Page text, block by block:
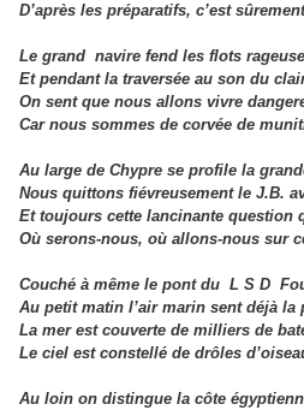
D’après les préparatifs, c’est
Le grand navire fend les flots
Et pendant la traversée au son du
On sent que nous allons vivre
Car nous sommes de corvée de
Au large de Chypre se profile la
Nous quittons fiévreusement le J.B.
Et toujours cette lancinante question
Où serons-nous, où allons-nous sur
Couché à même le pont du L S D
Au petit matin l’air marin sent déjà la
La mer est couverte de milliers de
Le ciel est constellé de drôles
Au loin on distingue la côte